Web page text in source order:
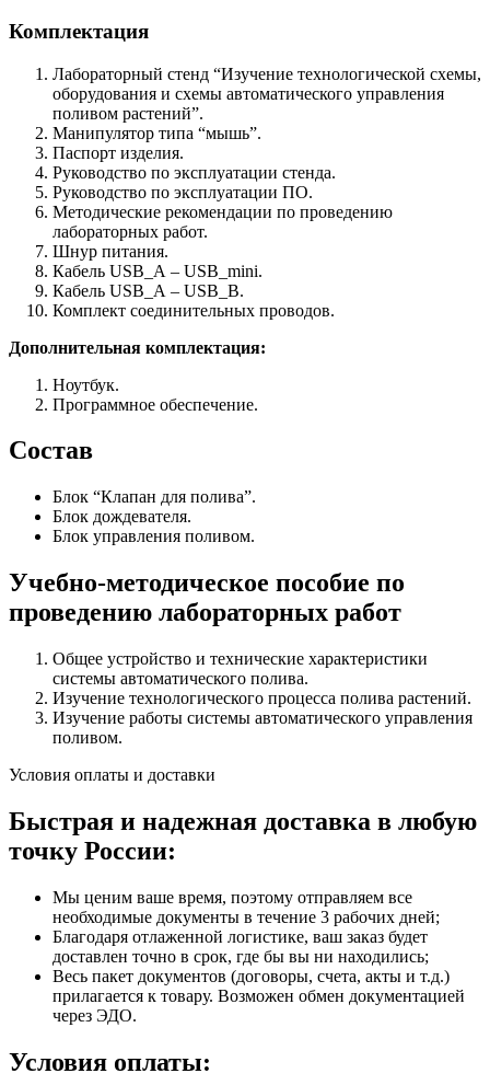
Комплектация
Лабораторный стенд “Изучение технологической схемы,
оборудования и схемы автоматического управления
поливом растений”.
Манипулятор типа “мышь”.
Паспорт изделия.
Руководство по эксплуатации стенда.
Руководство по эксплуатации ПО.
Методические рекомендации по проведению
лабораторных работ.
Шнур питания.
Кабель USB_А – USB_mini.
Кабель USB_А – USB_B.
Комплект соединительных проводов.
Дополнительная комплектация:
Ноутбук.
Программное обеспечение.
Состав
Блок “Клапан для полива”.
Блок дождевателя.
Блок управления поливом.
Учебно-методическое пособие по
проведению лабораторных работ
Общее устройство и технические характеристики
системы автоматического полива.
Изучение технологического процесса полива растений.
Изучение работы системы автоматического управления
поливом.
Условия оплаты и доставки
Быстрая и надежная доставка в любую
точку России:
Мы ценим ваше время, поэтому отправляем все
необходимые документы в течение 3 рабочих дней;
Благодаря отлаженной логистике, ваш заказ будет
доставлен точно в срок, где бы вы ни находились;
Весь пакет документов (договоры, счета, акты и т.д.)
прилагается к товару. Возможен обмен документацией
через ЭДО.
Условия оплаты: